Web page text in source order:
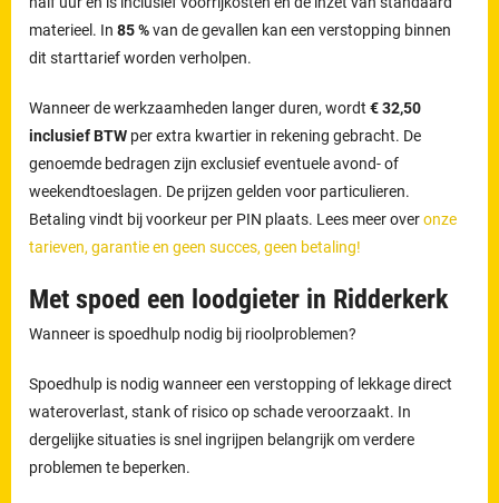
materieel. In85 %van de gevallen kan een verstopping binnen
dit starttarief worden verholpen.
Wanneer de werkzaamheden langer duren, wordt€ 32,50
inclusief BTW per extra kwartier in rekening gebracht. De
genoemde bedragen zijn exclusief eventuele avond- of
weekendtoeslagen. De prijzen gelden voor particulieren.
Betaling vindt bij voorkeur per PIN plaats. Lees meer overonze
tarieven, garantie en geen succes, geen betaling!
Met spoed een loodgieter in Ridderkerk
Wanneer is spoedhulp nodig bij rioolproblemen?
Spoedhulp is nodig wanneer een verstopping of lekkage direct
wateroverlast, stank of risico op schade veroorzaakt. In
dergelijke situaties is snel ingrijpen belangrijk om verdere
problemen te beperken.